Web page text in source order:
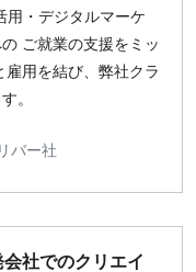
用・デジタルマーケ
ご就業の支援をミッ
用を結び、弊社クラ
。
バー社
会社でのクリエイ